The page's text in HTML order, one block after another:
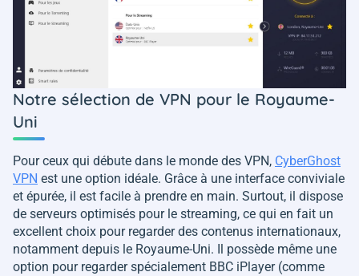
Notre sélection de VPN pour le Royaume-
Uni
Pour ceux qui débute dans le monde des VPN, CyberGhost
VPN est une option idéale. Grâce à une interface conviviale
et épurée, il est facile à prendre en main. Surtout, il dispose
de serveurs optimisés pour le streaming, ce qui en fait un
excellent choix pour regarder des contenus internationaux,
notamment depuis le Royaume-Uni. Il possède même une
option pour regarder spécialement BBC iPlayer (comme